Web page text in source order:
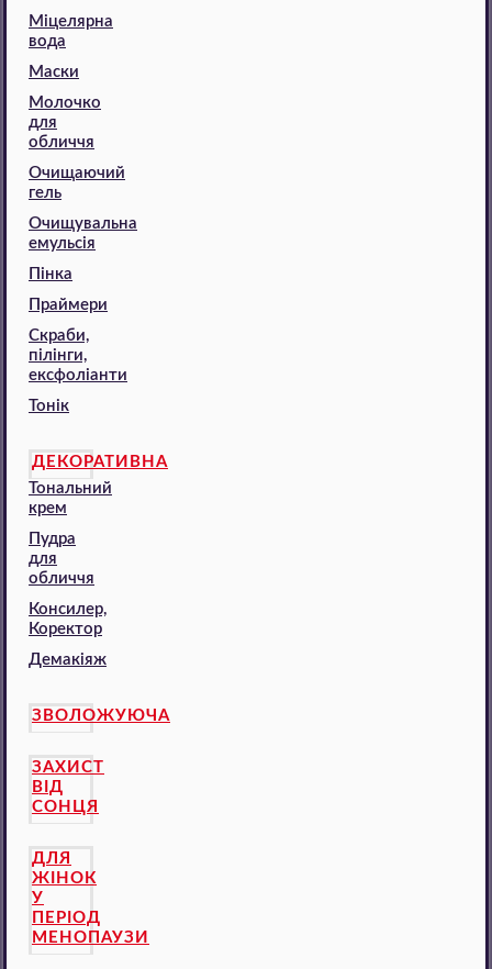
Міцелярна
вода
Маски
Молочко
для
обличчя
Очищаючий
гель
Очищувальна
емульсія
Пінка
Праймери
Скраби,
пілінги,
ексфоліанти
Тонік
ДЕКОРАТИВНА
Тональний
крем
Пудра
для
обличчя
Консилер,
Коректор
Демакіяж
ЗВОЛОЖУЮЧА
ЗАХИСТ
ВІД
СОНЦЯ
ДЛЯ
ЖІНОК
У
ПЕРІОД
МЕНОПАУЗИ